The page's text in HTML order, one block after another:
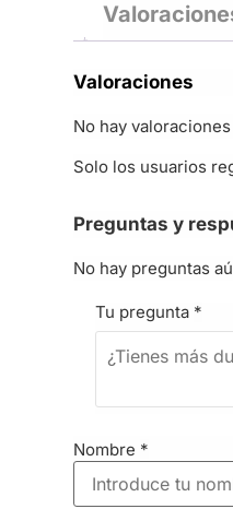
Valoraciones
No hay valoraciones
Solo los usuarios
Preguntas y
No hay preguntas
Tu pregunta *
Nombre *